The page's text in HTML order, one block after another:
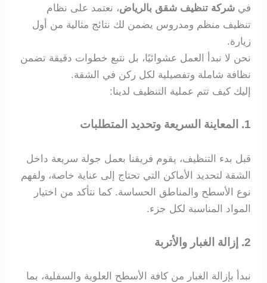
في شركة تنظيف شقق بالرياض، نعتمد على نظام
تنظيف منظم ومدروس يضمن لك نتائج مثالية من أول
زيارة.
نحن لا نبدأ العمل عشوائيًا، بل نتبع خطوات دقيقة تضمن
نظافة شاملة وتفصيلية لكل ركن في الشقة.
إليك كيف تتم عملية التنظيف لدينا:
1. المعاينة السريعة وتحديد المتطلبات
قبل بدء التنظيف، يقوم فريقنا بعمل جولة سريعة داخل
الشقة لتحديد الأماكن التي تحتاج إلى عناية خاصة، ولفهم
نوع الأسطح والمناطق الحساسة. كما نتأكد من اختيار
المواد المناسبة لكل جزء.
2. إزالة الغبار والأتربة
نبدأ بإزالة الغبار من كافة الأسطح العلوية والسفلية، بما